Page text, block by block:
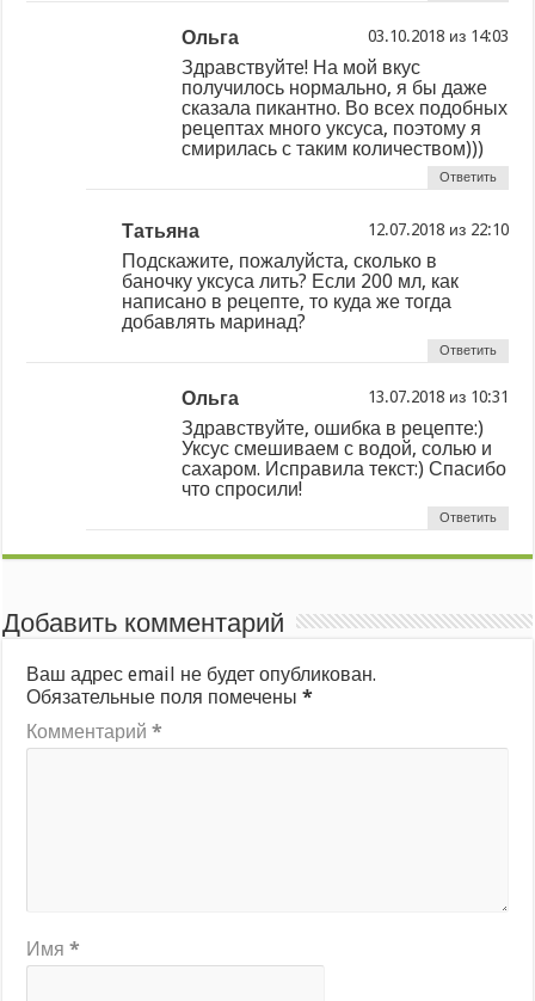
Ольга из
Здравствуйте! На мой вкус
получилось нормально, я бы даже
сказала пикантно. Во всех подобных
рецептах много уксуса, поэтому я
смирилась с таким количеством)))
Ответить
Татьяна из
Подскажите, пожалуйста, сколько в
баночку уксуса лить? Если 200 мл, как
написано в рецепте, то куда же тогда
добавлять маринад?
Ответить
Ольга из
Здравствуйте, ошибка в рецепте:)
Уксус смешиваем с водой, солью и
сахаром. Исправила текст:) Спасибо
что спросили!
Ответить
Добавить комментарий
Ваш адрес email не будет опубликован.
Обязательные поля помечены*
Комментарий*
Имя*